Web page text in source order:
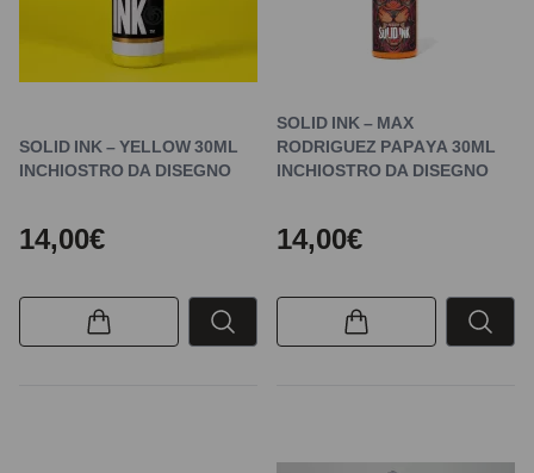
SOLID INK – YELLOW 30ML
INCHIOSTRO DA DISEGNO
14,00€
SOLID INK – MAX
RODRIGUEZ PAPAYA 30ML
INCHIOSTRO DA DISEGNO
14,00€